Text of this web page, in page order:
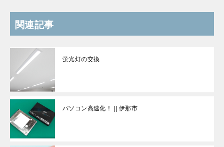
関連記事
蛍光灯の交換
パソコン高速化！ || 伊那市